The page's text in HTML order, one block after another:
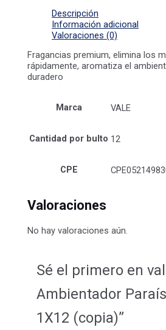
Descripción
Información adicional
Valoraciones (0)
Fragancias premium, elimina los
rápidamente, aromatiza el
duradero
Marca VALE
Cantidad por bulto 12
CPE
Valoraciones
No hay valoraciones aún.
Sé el primero en
Ambientador
1X12 (copia)”